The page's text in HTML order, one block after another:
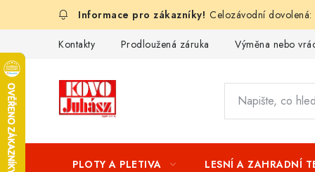
Celozávodní
Kontakty Prodloužená záruka Výměna nebo
PLOTY A PLETIVA LESNÍ A ZAHRADNÍ